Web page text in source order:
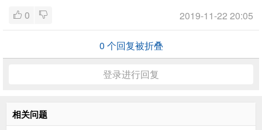
0 2019-11-22 20:05
0 个回复被折叠
登录进行回复
相关问题